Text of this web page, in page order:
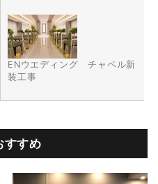
ENウエディング チャペル新
装工事
すすめ